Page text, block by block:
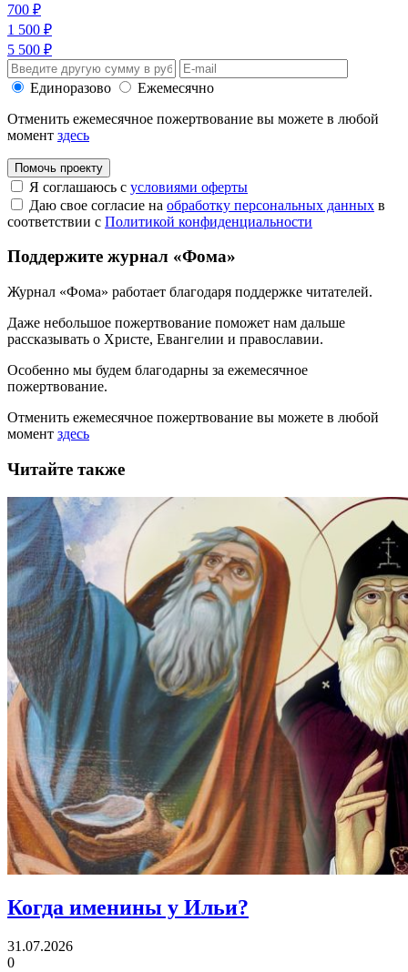
700 ₽
1 500 ₽
5 500 ₽
Единоразово
Ежемесячно
Отменить ежемесячное пожертвование вы можете в любой
момент здесь
Помочь проекту
Я соглашаюсь с условиями оферты
Даю свое согласие на обработку персональных данных в
соответствии с Политикой конфиденциальности
Поддержите журнал «Фома»
Журнал «Фома» работает благодаря поддержке читателей.
Даже небольшое пожертвование поможет нам дальше
рассказывать о Христе, Евангелии и православии.
Особенно мы будем благодарны за ежемесячное
пожертвование.
Отменить ежемесячное пожертвование вы можете в любой
момент здесь
Читайте также
Когда именины у Ильи?
31.07.2026
0